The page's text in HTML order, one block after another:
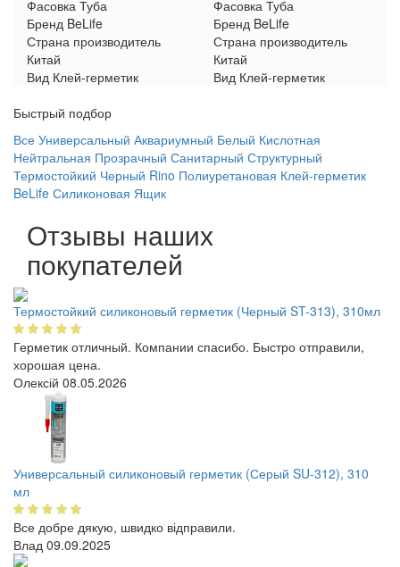
Фасовка Туба
Бренд BeLife
Страна производитель
Китай
Вид Клей-герметик
Фасовка Туба
Бренд BeLife
Страна производитель
Китай
Вид Клей-герметик
Быстрый подбор
Все Универсальный Аквариумный Белый Кислотная
Нейтральная Прозрачный Санитарный Структурный
Термостойкий Черный Rino Полиуретановая Клей-герметик
BeLife Силиконовая Ящик
Отзывы наших
покупателей
Термостойкий силиконовый герметик (Черный ST-313), 310мл
Герметик отличный. Компании спасибо. Быстро отправили,
хорошая цена.
Олексій 08.05.2026
Универсальный силиконовый герметик (Серый SU-312), 310
мл
Все добре дякую, швидко відправили.
Влад 09.09.2025